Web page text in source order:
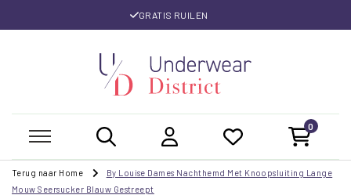
GRATIS RUILEN
0
Terug naar Home
By Louise Dames Nachthemd Met Knoopsluiting Lange
Mouw Seersucker Blauw Gestreept